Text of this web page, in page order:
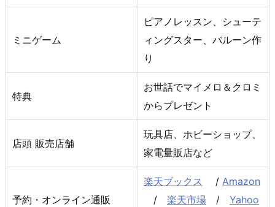
ミニゲーム
ピアノレッスン、シューテ
ィングスター、バルーン作
り
特典
お世話でマイメロ＆クロミ
からプレゼント
店頭 販売店舗
玩具店、ホビーショップ、
家電量販店など
予約・オンライン通販
楽天ブックス / Amazon
/ 楽天市場 / Yahoo